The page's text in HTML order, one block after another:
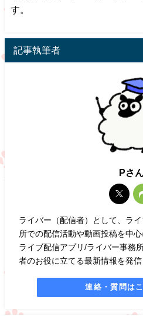
す。
記事執筆者
Pさん
ライバー（配信者）として、ラ
所での配信活動や動画投稿を中心
ライブ配信アプリ/ライバー事務
者のお役に立てる最新情報を発信
連絡・質問は